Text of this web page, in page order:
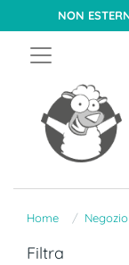
NON
Home Negozio
Filtra